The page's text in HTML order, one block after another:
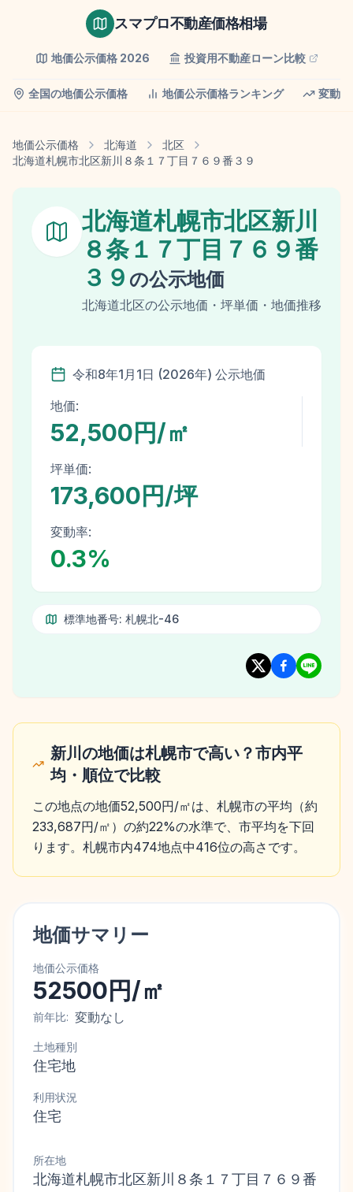
スマプロ不動産価格相場
地価公示価格 2026 投資用不動産ローン比較
全国の地価公示価格 地価公示価格ランキング 変動
地価公示価格 北海道
北区
北海道札幌市北区新川８条１７丁目７６９番３９
北海道札幌市北区新川
８条１７丁目７６９番
３９ の公示地価
北海道北区の公示地価 ・坪単価・地価推移
令和8年1月1日 (2026年) 公示地価
地価:
52,500円/㎡
坪単価:
173,600円/坪
変動率:
0.3%
標準地番号: 札幌北-46
新川の地価は札幌市で高い？市内平
均・順位で比較
この地点の地価52,500円/㎡は、札幌市の平均（約
233,687円/㎡）の約22%の水準で、市平均を下回
ります。札幌市内474地点中416位の高さです。
地価サマリー
地価公示価格
52500円/㎡
前年比: 変動なし
土地種別
住宅地
利用状況
住宅
所在地
北海道札幌市北区新川８条１７丁目７６９番